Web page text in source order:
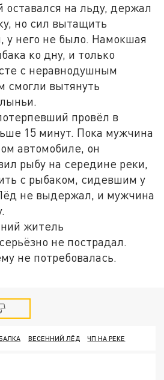
на льду, держал
но сил вытащить
у него не было. Намокшая
ко дну, и только
с неравнодушным
смогли вытянуть
провёл в
15 минут. Пока мужчина
автомобиле, он
рыбу на середине реки,
с рыбаком, сидевшим у
не выдержал, и мужчина
житель
не пострадал.
не потребовалась.
ВЕСЕННИЙ ЛЁД ЧП НА РЕКЕ